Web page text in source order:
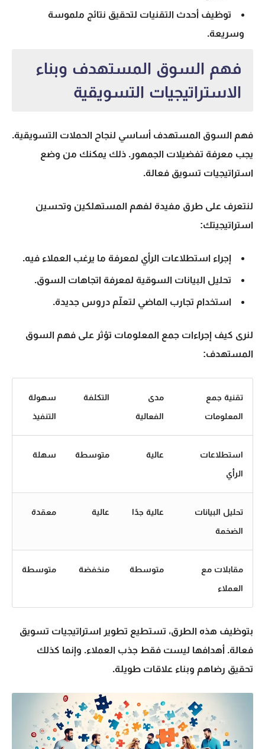
توظيف أحدث التقنيات لتحقيق نتائج ملموسة
وسريعة.
فهم السوق المستهدف وبناء
الاستراتيجيات التسويقية
فهم السوق المستهدف أساسي لنجاح الحملات التسويقية.
يجب معرفة تفضيلات الجمهور. ذلك يمكنك من وضع
استراتيجيات تسويق فعالة.
لنتعرف على طرق مفيدة لفهم المستهلكين وتحسين
استراتيجيتك:
إجراء استطلاعات الرأي لمعرفة ما يرغب العملاء فيه.
تحليل البيانات السوقية لمعرفة اتجاهات السوق.
استخدام تجارب الماضي لتعلّم دروس جديدة.
لنرى كيف إجراءات جمع المعلومات تؤثر على فهم السوق
المستهدف:
تقنية جمع
المعلومات
مدى
الفعالية
التكلفة
سهولة
التنفيذ
استطلاعات
الرأي
عالية متوسطة سهلة
تحليل البيانات
الضخمة
عالية جدًا عالية معقدة
مقابلات مع
العملاء
متوسطة منخفضة متوسطة
بتوظيف هذه الطرق، تستطيع تطوير استراتيجيات تسويق
فعالة. أهدافها ليست فقط جذب العملاء. وإنما كذلك
تحقيق رضاهم وبناء علاقات طويلة.